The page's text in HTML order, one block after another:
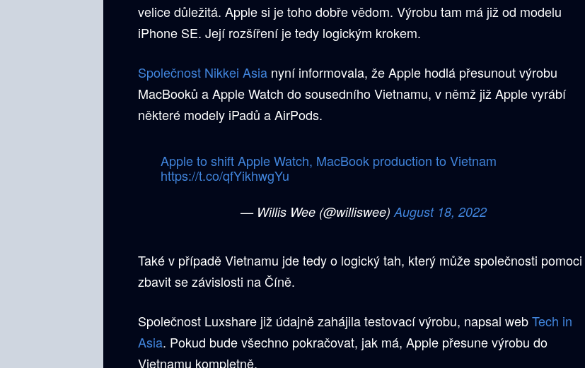
velice důležitá. Apple si je toho dobře vědom. Výrobu tam má již od modelu
iPhone SE. Její rozšíření je tedy logickým krokem.
Společnost Nikkei Asia nyní informovala, že Apple hodlá přesunout výrobu
MacBooků a Apple Watch do sousedního Vietnamu, v němž již Apple vyrábí
některé modely iPadů a AirPods.
Apple to shift Apple Watch, MacBook production to Vietnam
https://t.co/qfYikhwgYu
— Willis Wee (@williswee) August 18, 2022
Také v případě Vietnamu jde tedy o logický tah, který může společnosti pomoci
zbavit se závislosti na Číně.
Společnost Luxshare již údajně zahájila testovací výrobu, napsal webTech in
Asia. Pokud bude všechno pokračovat, jak má, Apple přesune výrobu do
Vietnamu kompletně.